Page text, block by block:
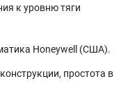
к уровню тяги
Honeywell (США).
простота в